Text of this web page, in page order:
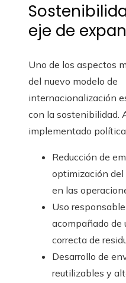
eje de
Uno de los aspectos
del nuevo modelo de
internacionalización
con la sostenibilidad.
implementado
Reducción de
optimización del
en las
Uso
acompañado de
correcta de
Desarrollo de
reutilizables y